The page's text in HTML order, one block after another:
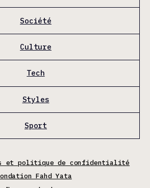
Société
Culture
Tech
Styles
Sport
et politique de confidentialité
Fahd Yata